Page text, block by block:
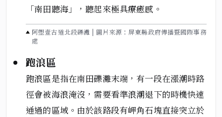
「南田聽海」，聽起來極具療癒感。
阿塱壹古道北段礫灘 | 圖片來源：屏東縣政府傳播暨國際事務
處
跑浪區
跑浪區是指在南田礫灘末端，有一段在漲潮時路
徑會被海浪淹沒，需要看準浪潮退下的時機快速
通過的區域。由於該路段有岬角石塊直接突立於